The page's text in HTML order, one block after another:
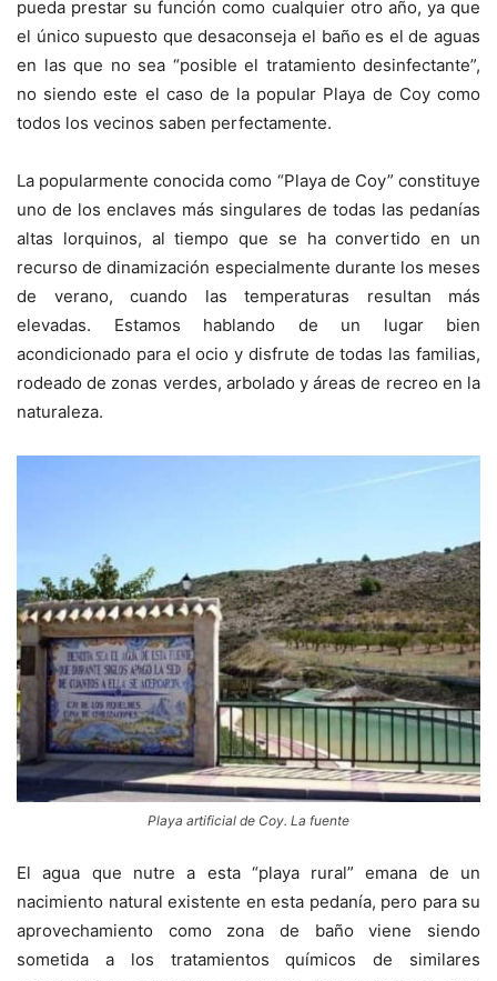
pueda prestar su función como cualquier otro año, ya que
el único supuesto que desaconseja el baño es el de aguas
en las que no sea “posible el tratamiento desinfectante”,
no siendo este el caso de la popular Playa de Coy como
todos los vecinos saben perfectamente.
La popularmente conocida como “Playa de Coy” constituye
uno de los enclaves más singulares de todas las pedanías
altas lorquinos, al tiempo que se ha convertido en un
recurso de dinamización especialmente durante los meses
de verano, cuando las temperaturas resultan más
elevadas. Estamos hablando de un lugar bien
acondicionado para el ocio y disfrute de todas las familias,
rodeado de zonas verdes, arbolado y áreas de recreo en la
naturaleza.
Playa artificial de Coy. La fuente
El agua que nutre a esta “playa rural” emana de un
nacimiento natural existente en esta pedanía, pero para su
aprovechamiento como zona de baño viene siendo
sometida a los tratamientos químicos de similares